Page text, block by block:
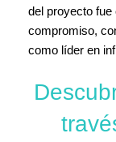
del proyecto
compromiso,
como líder en